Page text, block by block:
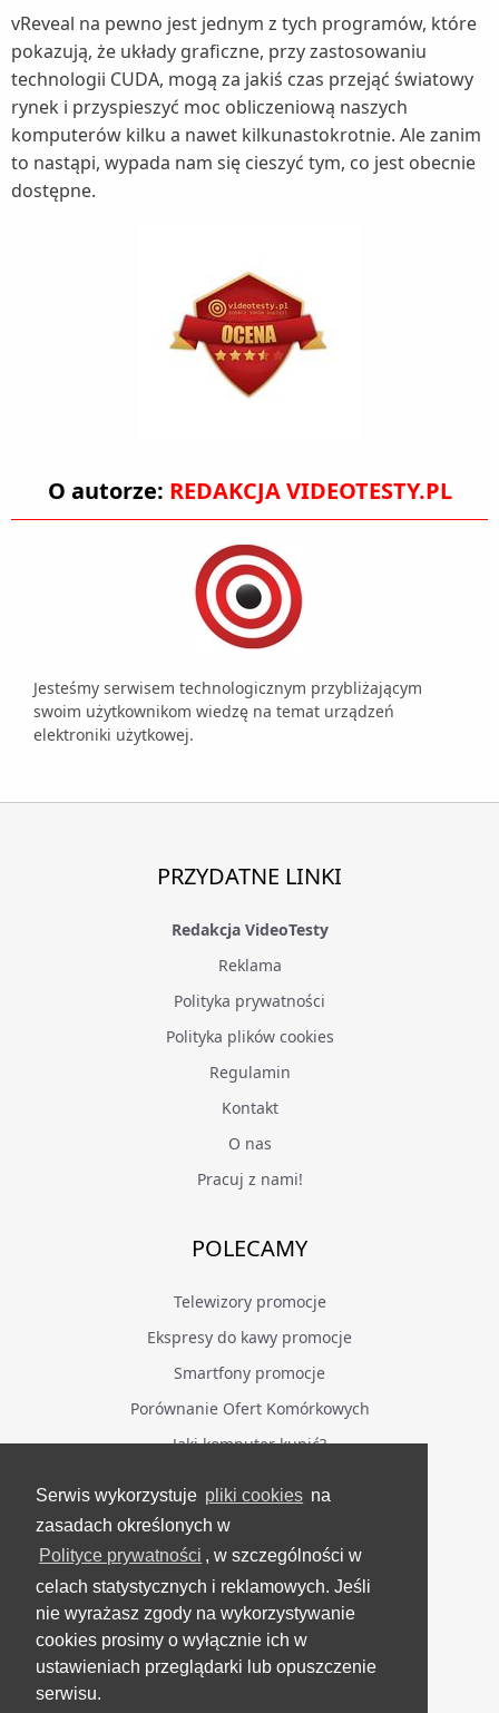
Serwis wykorzystuje pliki cookies na
zasadach określonych w
Polityce prywatności , w szczególności w
celach statystycznych i reklamowych. Jeśli
nie wyrażasz zgody na wykorzystywanie
cookies prosimy o wyłącznie ich w
ustawieniach przeglądarki lub opuszczenie
serwisu.
vReveal na pewno jest jednym z tych programów, które
pokazują, że układy graficzne, przy zastosowaniu
technologii CUDA, mogą za jakiś czas przejąć światowy
rynek i przyspieszyć moc obliczeniową naszych
komputerów kilku a nawet kilkunastokrotnie. Ale zanim
to nastąpi, wypada nam się cieszyć tym, co jest obecnie
dostępne.
O autorze: REDAKCJA VIDEOTESTY.PL
Jesteśmy serwisem technologicznym przybliżającym
swoim użytkownikom wiedzę na temat urządzeń
elektroniki użytkowej.
PRZYDATNE LINKI
Redakcja VideoTesty
Reklama
Polityka prywatności
Polityka plików cookies
Regulamin
Kontakt
O nas
Pracuj z nami!
POLECAMY
Telewizory promocje
Ekspresy do kawy promocje
Smartfony promocje
Porównanie Ofert Komórkowych
Jaki komputer kupić?
BĄDŹ NA BIEŻĄCO
Facebook
Grupa Testerzy Videotestów
YouTube
Twitter